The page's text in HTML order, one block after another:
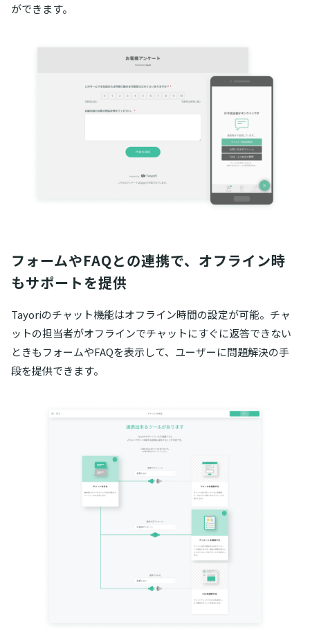
ができます。
フォームやFAQとの連携で、オフライン時
もサポートを提供
Tayoriのチャット機能はオフライン時間の設定が可能。チャ
ットの担当者がオフラインでチャットにすぐに返答できない
ときもフォームやFAQを表示して、ユーザーに問題解決の手
段を提供できます。